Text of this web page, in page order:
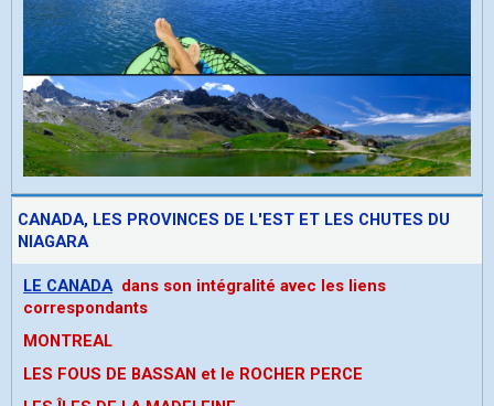
CANADA, LES PROVINCES DE L'EST ET LES CHUTES DU
NIAGARA
LE CANADA dans son intégralité avec les liens
correspondants
MONTREAL
LES FOUS DE BASSAN et le ROCHER PERCE